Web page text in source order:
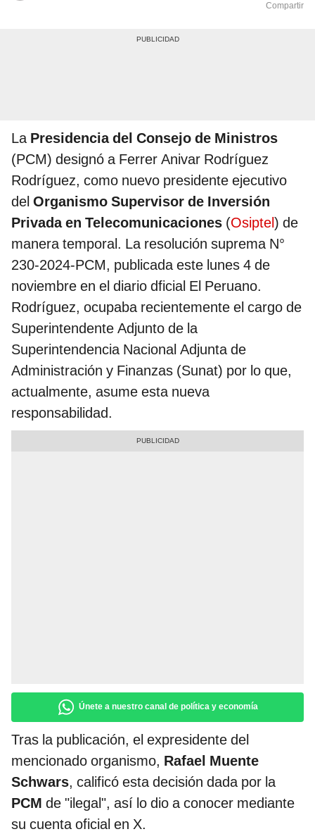
Compartir
La Presidencia del Consejo de Ministros
(PCM) designó a Ferrer Anivar Rodríguez
Rodríguez, como nuevo presidente ejecutivo
del Organismo Supervisor de Inversión
Privada en Telecomunicaciones (Osiptel) de
manera temporal. La resolución suprema N°
230-2024-PCM, publicada este lunes 4 de
noviembre en el diario dficial El Peruano.
Rodríguez, ocupaba recientemente el cargo de
Superintendente Adjunto de la
Superintendencia Nacional Adjunta de
Administración y Finanzas (Sunat) por lo que,
actualmente, asume esta nueva
responsabilidad.
Únete a nuestro canal de política y economía
Tras la publicación, el expresidente del
mencionado organismo, Rafael Muente
Schwars, calificó esta decisión dada por la
PCM de "ilegal", así lo dio a conocer mediante
su cuenta oficial en X.